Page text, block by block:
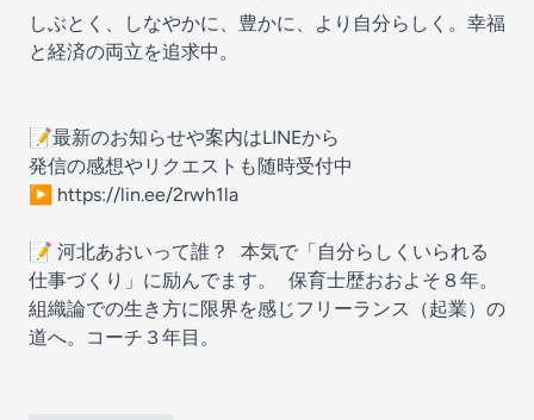
しぶとく、しなやかに、豊かに、より自分らしく。幸福
と経済の両立を追求中。
📝最新のお知らせや案内はLINEから
発信の感想やリクエストも随時受付中
▶︎ https://lin.ee/2rwh1la
📝 河北あおいって誰？ 本気で「自分らしくいられる
仕事づくり」に励んでます。 保育士歴おおよそ８年。
組織論での生き方に限界を感じフリーランス（起業）の
道へ。コーチ３年目。